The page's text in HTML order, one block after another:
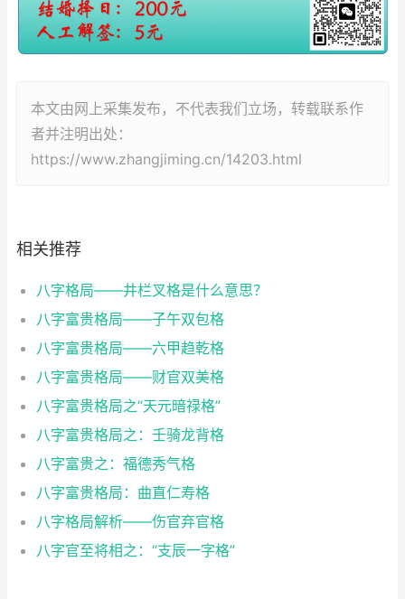
本文由网上采集发布，不代表我们立场，转载联系作
者并注明出处：
https://www.zhangjiming.cn/14203.html
相关推荐
八字格局——井栏叉格是什么意思？
八字富贵格局——子午双包格
八字富贵格局——六甲趋乾格
八字富贵格局——财官双美格
八字富贵格局之“天元暗禄格”
八字富贵格局之：壬骑龙背格
八字富贵之：福德秀气格
八字富贵格局：曲直仁寿格
八字格局解析——伤官弃官格
八字官至将相之：“支辰一字格”